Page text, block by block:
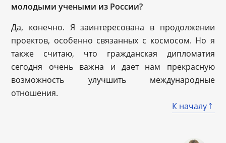
молодыми учеными из России?
Да, конечно. Я заинтересована в продолжении
проектов, особенно связанных с космосом. Но я
также считаю, что гражданская дипломатия
сегодня очень важна и дает нам прекрасную
возможность улучшить международные
отношения.
К началу